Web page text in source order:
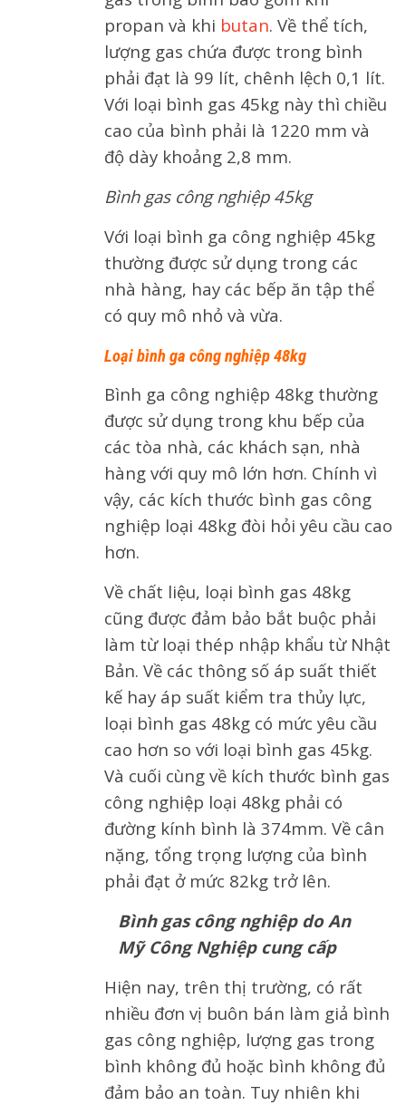
propan và khi butan. Về thể tích,
lượng gas chứa được trong bình
phải đạt là 99 lít, chênh lệch 0,1 lít.
Với loại bình gas 45kg này thì chiều
cao của bình phải là 1220 mm và
độ dày khoảng 2,8 mm.
Bình gas công nghiệp 45kg
Với loại bình ga công nghiệp 45kg
thường được sử dụng trong các
nhà hàng, hay các bếp ăn tập thể
có quy mô nhỏ và vừa.
Loại bình ga công nghiệp 48kg
Bình ga công nghiệp 48kg thường
được sử dụng trong khu bếp của
các tòa nhà, các khách sạn, nhà
hàng với quy mô lớn hơn. Chính vì
vậy, các kích thước bình gas công
nghiệp loại 48kg đòi hỏi yêu cầu cao
hơn.
Về chất liệu, loại bình gas 48kg
cũng được đảm bảo bắt buộc phải
làm từ loại thép nhập khẩu từ Nhật
Bản. Về các thông số áp suất thiết
kế hay áp suất kiểm tra thủy lực,
loại bình gas 48kg có mức yêu cầu
cao hơn so với loại bình gas 45kg.
Và cuối cùng về kích thước bình gas
công nghiệp loại 48kg phải có
đường kính bình là 374mm. Về cân
nặng, tổng trọng lượng của bình
phải đạt ở mức 82kg trở lên.
Bình gas công nghiệp do An
Mỹ Công Nghiệp cung cấp
Hiện nay, trên thị trường, có rất
nhiều đơn vị buôn bán làm giả bình
gas công nghiệp, lượng gas trong
bình không đủ hoặc bình không đủ
đảm bảo an toàn. Tuy nhiên khi